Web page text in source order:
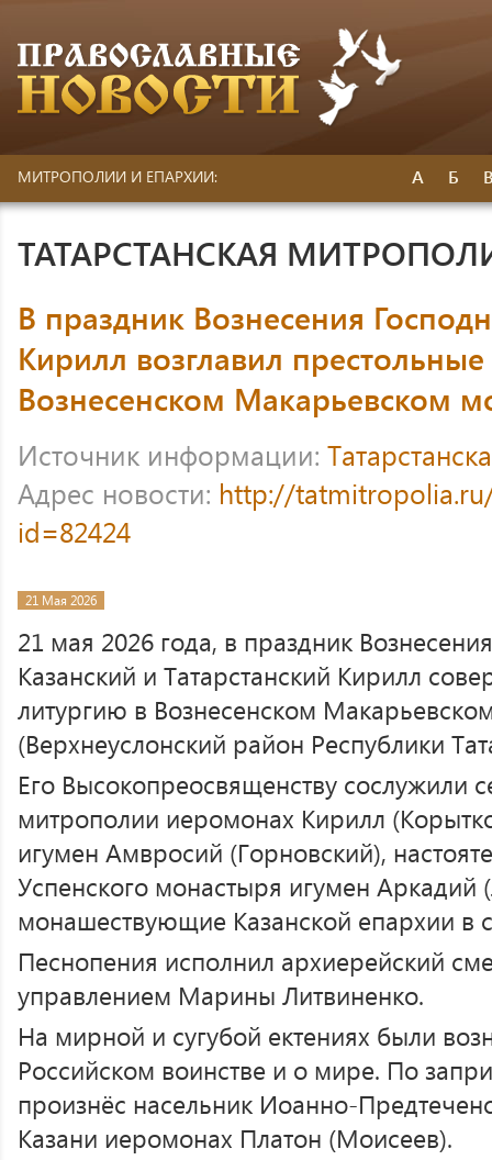
МИТРОПОЛИИ И ЕПАРХИИ: А Б
ТАТАРСТАНСКАЯ
В праздник Вознесения
Кирилл возглавил престольные
Вознесенском Макарьевском
Источник информации:
Адрес новости: http://
id=82424
21 Мая 2026
21 мая 2026 года, в праздник
Казанский и Татарстанский Кирилл
литургию в Вознесенском
(Верхнеуслонский район Республики
Его Высокопреосвященству сослужили
митрополии иеромонах Кирилл
игумен Амвросий (Горновский),
Успенского монастыря игумен Аркадий
монашествующие Казанской епархии в
Песнопения исполнил архиерейский
управлением Марины Литвиненко.
На мирной и сугубой ектениях были
Российском воинстве и о мире. По
произнёс насельник Иоанно-
Казани иеромонах Платон (Моисеев).